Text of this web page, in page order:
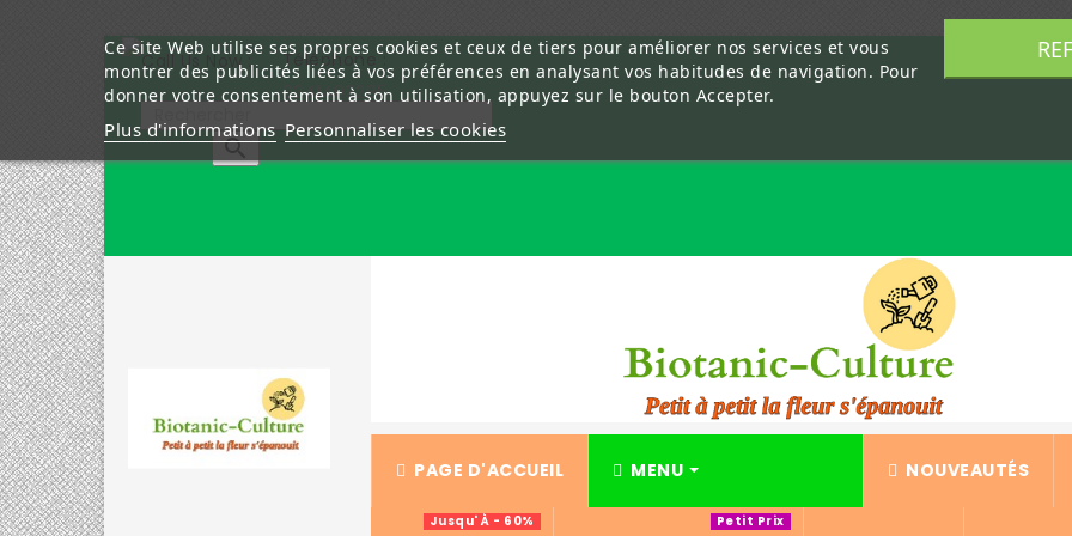
Téléphone :
0241403285

PAGE D'ACCUEIL MENU NOUVEAUTÉS
Jusqu' À - 60% Petit Prix
Ce site Web utilise ses propres cookies et ceux de tiers pour améliorer nos services et vous
montrer des publicités liées à vos préférences en analysant vos habitudes de navigation. Pour
donner votre consentement à son utilisation, appuyez sur le bouton Accepter.
Plus d'informations Personnaliser les cookies